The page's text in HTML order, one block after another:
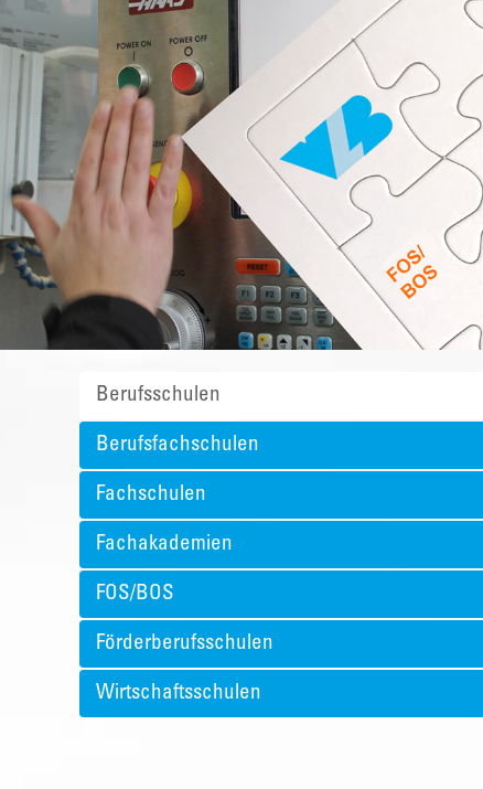
Berufsschulen
Berufsfachschulen
Fachschulen
Fachakademien
FOS/BOS
Förderberufsschulen
Wirtschaftsschulen